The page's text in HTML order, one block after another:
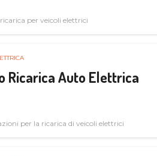
per veicoli elettrici
Ricarica Auto Elettrica
per la ricarica di veicoli elettrici